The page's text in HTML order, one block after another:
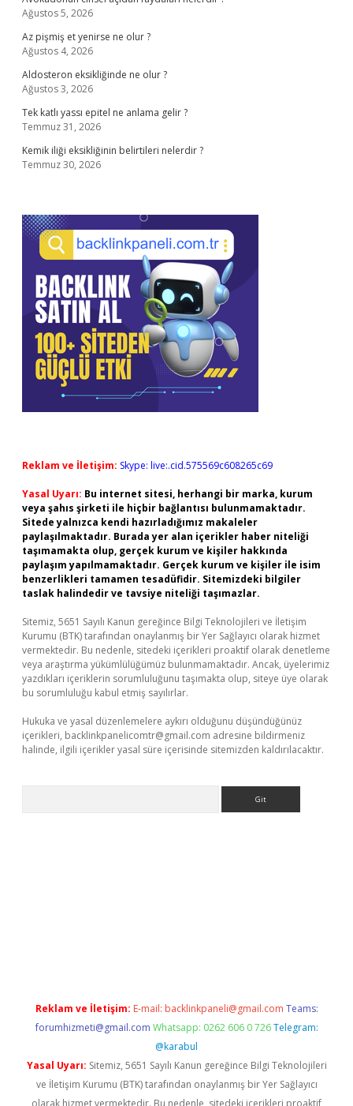
Ağustos 5, 2026
Az pişmiş et yenirse ne olur ?
Ağustos 4, 2026
Aldosteron eksikliğinde ne olur ?
Ağustos 3, 2026
Tek katlı yassı epitel ne anlama gelir ?
Temmuz 31, 2026
Kemik iliği eksikliğinin belirtileri nelerdir ?
Temmuz 30, 2026
Reklam ve İletişim: Skype: live:.cid.575569c608265c69
Yasal Uyarı: Bu internet sitesi, herhangi bir marka, kurum
veya şahıs şirketi ile hiçbir bağlantısı bulunmamaktadır.
Sitede yalnızca kendi hazırladığımız makaleler
paylaşılmaktadır. Burada yer alan içerikler haber niteliği
taşımamakta olup, gerçek kurum ve kişiler hakkında
paylaşım yapılmamaktadır. Gerçek kurum ve kişiler ile isim
benzerlikleri tamamen tesadüfidir. Sitemizdeki bilgiler
taslak halindedir ve tavsiye niteliği taşımazlar.
Sitemiz, 5651 Sayılı Kanun gereğince Bilgi Teknolojileri ve İletişim
Kurumu (BTK) tarafından onaylanmış bir Yer Sağlayıcı olarak hizmet
vermektedir. Bu nedenle, sitedeki içerikleri proaktif olarak denetleme
veya araştırma yükümlülüğümüz bulunmamaktadır. Ancak, üyelerimiz
yazdıkları içeriklerin sorumluluğunu taşımakta olup, siteye üye olarak
bu sorumluluğu kabul etmiş sayılırlar.
Hukuka ve yasal düzenlemelere aykırı olduğunu düşündüğünüz
içerikleri, backlinkpanelicomtr@gmail.com adresine bildirmeniz
halinde, ilgili içerikler yasal süre içerisinde sitemizden kaldırılacaktır.
Reklam ve İletişim: E-mail: backlinkpaneli@gmail.com Teams:
forumhizmeti@gmail.com Whatsapp: 0262 606 0 726 Telegram:
@karabul
Yasal Uyarı: Sitemiz, 5651 Sayılı Kanun gereğince Bilgi Teknolojileri
ve İletişim Kurumu (BTK) tarafından onaylanmış bir Yer Sağlayıcı
olarak hizmet vermektedir. Bu nedenle, sitedeki içerikleri proaktif